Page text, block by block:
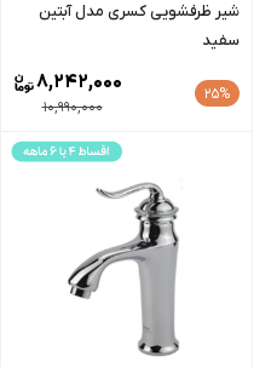
شیر ظرفشویی کسری مدل آبتین
سفید
25%
10,990,000
8,242,000